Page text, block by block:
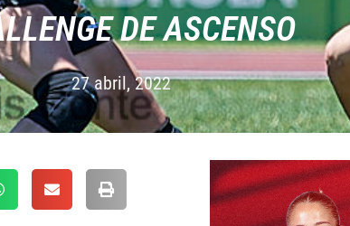
DE ASCENSO
27 abril, 2022